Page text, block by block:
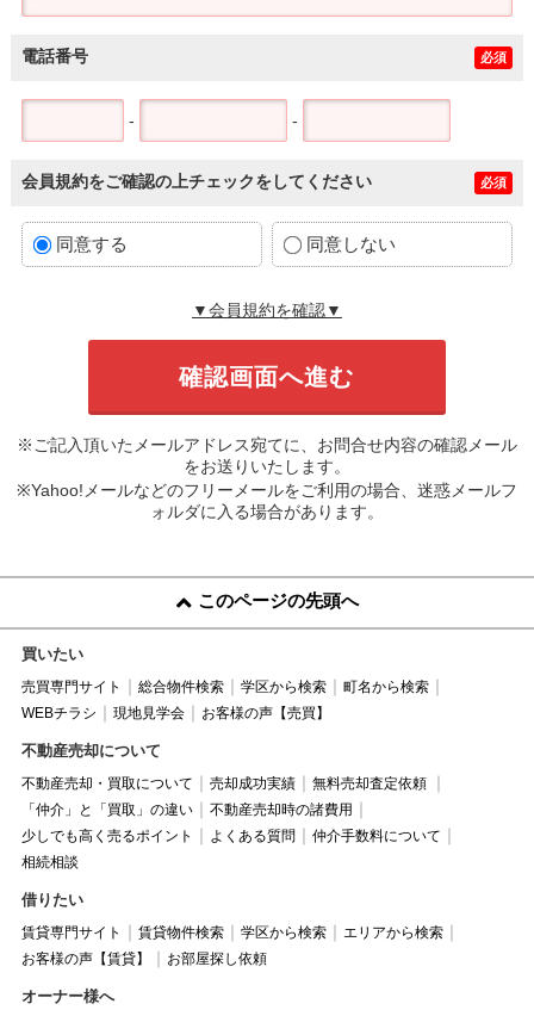
電話番号 必須
- -
会員規約をご確認の上チェックをしてください 必須
同意する 同意しない
▼会員規約を確認▼
※ご記入頂いたメールアドレス宛てに、お問合せ内容の確認メール
をお送りいたします。
※Yahoo!メールなどのフリーメールをご利用の場合、迷惑メールフ
ォルダに入る場合があります。
このページの先頭へ
買いたい
売買専門サイト 総合物件検索 学区から検索
町名から検索
WEBチラシ
現地見学会 お客様の声【売買】
不動産売却について
不動産売却・買取について 売却成功実績
無料売却査定依頼
「仲介」と「買取」の違い
不動産売却時の諸費用
少しでも高く売るポイント
よくある質問
仲介手数料について
相続相談
借りたい
賃貸専門サイト 賃貸物件検索 学区から検索
エリアから検索
お客様の声【賃貸】
お部屋探し依頼
オーナー様へ